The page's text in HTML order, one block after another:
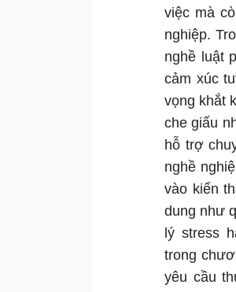
việc mà
nghiệp.
nghề luật
cảm xúc
vọng khắt
che giấu
hỗ trợ
nghề
vào kiến
dung như
lý stress
trong
yêu cầu